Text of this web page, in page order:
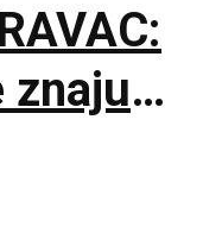
znaju
da se